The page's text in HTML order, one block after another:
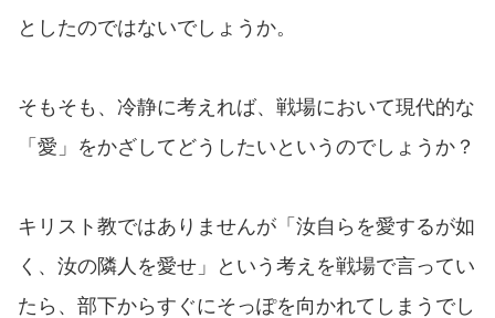
としたのではないでしょうか。
そもそも、冷静に考えれば、戦場において現代的な
「愛」をかざしてどうしたいというのでしょうか？
キリスト教ではありませんが「汝自らを愛するが如
く、汝の隣人を愛せ」という考えを戦場で言ってい
たら、部下からすぐにそっぽを向かれてしまうでし